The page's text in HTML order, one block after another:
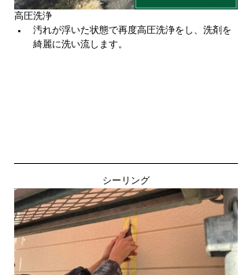
高圧洗浄
汚れが浮いた状態で再度高圧洗浄をし、洗剤を
綺麗に洗い流します。
シーリング